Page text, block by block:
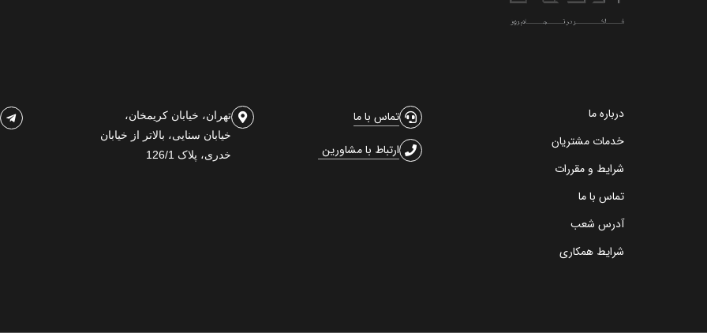
درباره ما
خدمات مشتریان
شرایط و مقررات
تماس با ما
آدرس شعب
شرایط همکاری
تماس با ما
ارتباط با مشاورین
تهران، خیابان کریمخان،
خیابان سنایی، بالاتر از خیابان
خدری، پلاک 126/1